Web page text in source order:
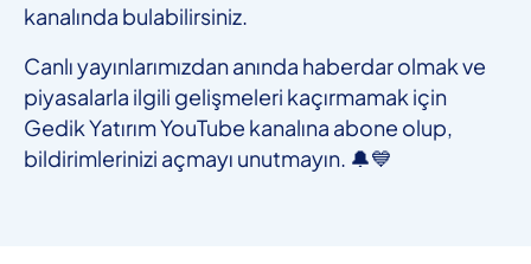
kanalında bulabilirsiniz.
Canlı yayınlarımızdan anında haberdar olmak ve
piyasalarla ilgili gelişmeleri kaçırmamak için
Gedik Yatırım YouTube kanalına abone olup,
bildirimlerinizi açmayı unutmayın. 🔔💙